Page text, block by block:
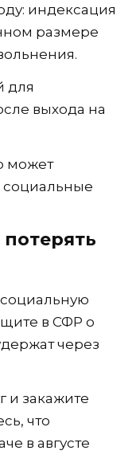
индексация
размере
для
выхода на
может
социальные
в СФР о
через
и закажите
что
в августе